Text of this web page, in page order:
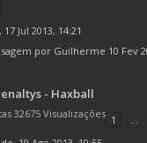
, 17 Jul 2013, 14:21
por Guilherme 10 Fev
- Haxball
32675 Visualizações 1 ...